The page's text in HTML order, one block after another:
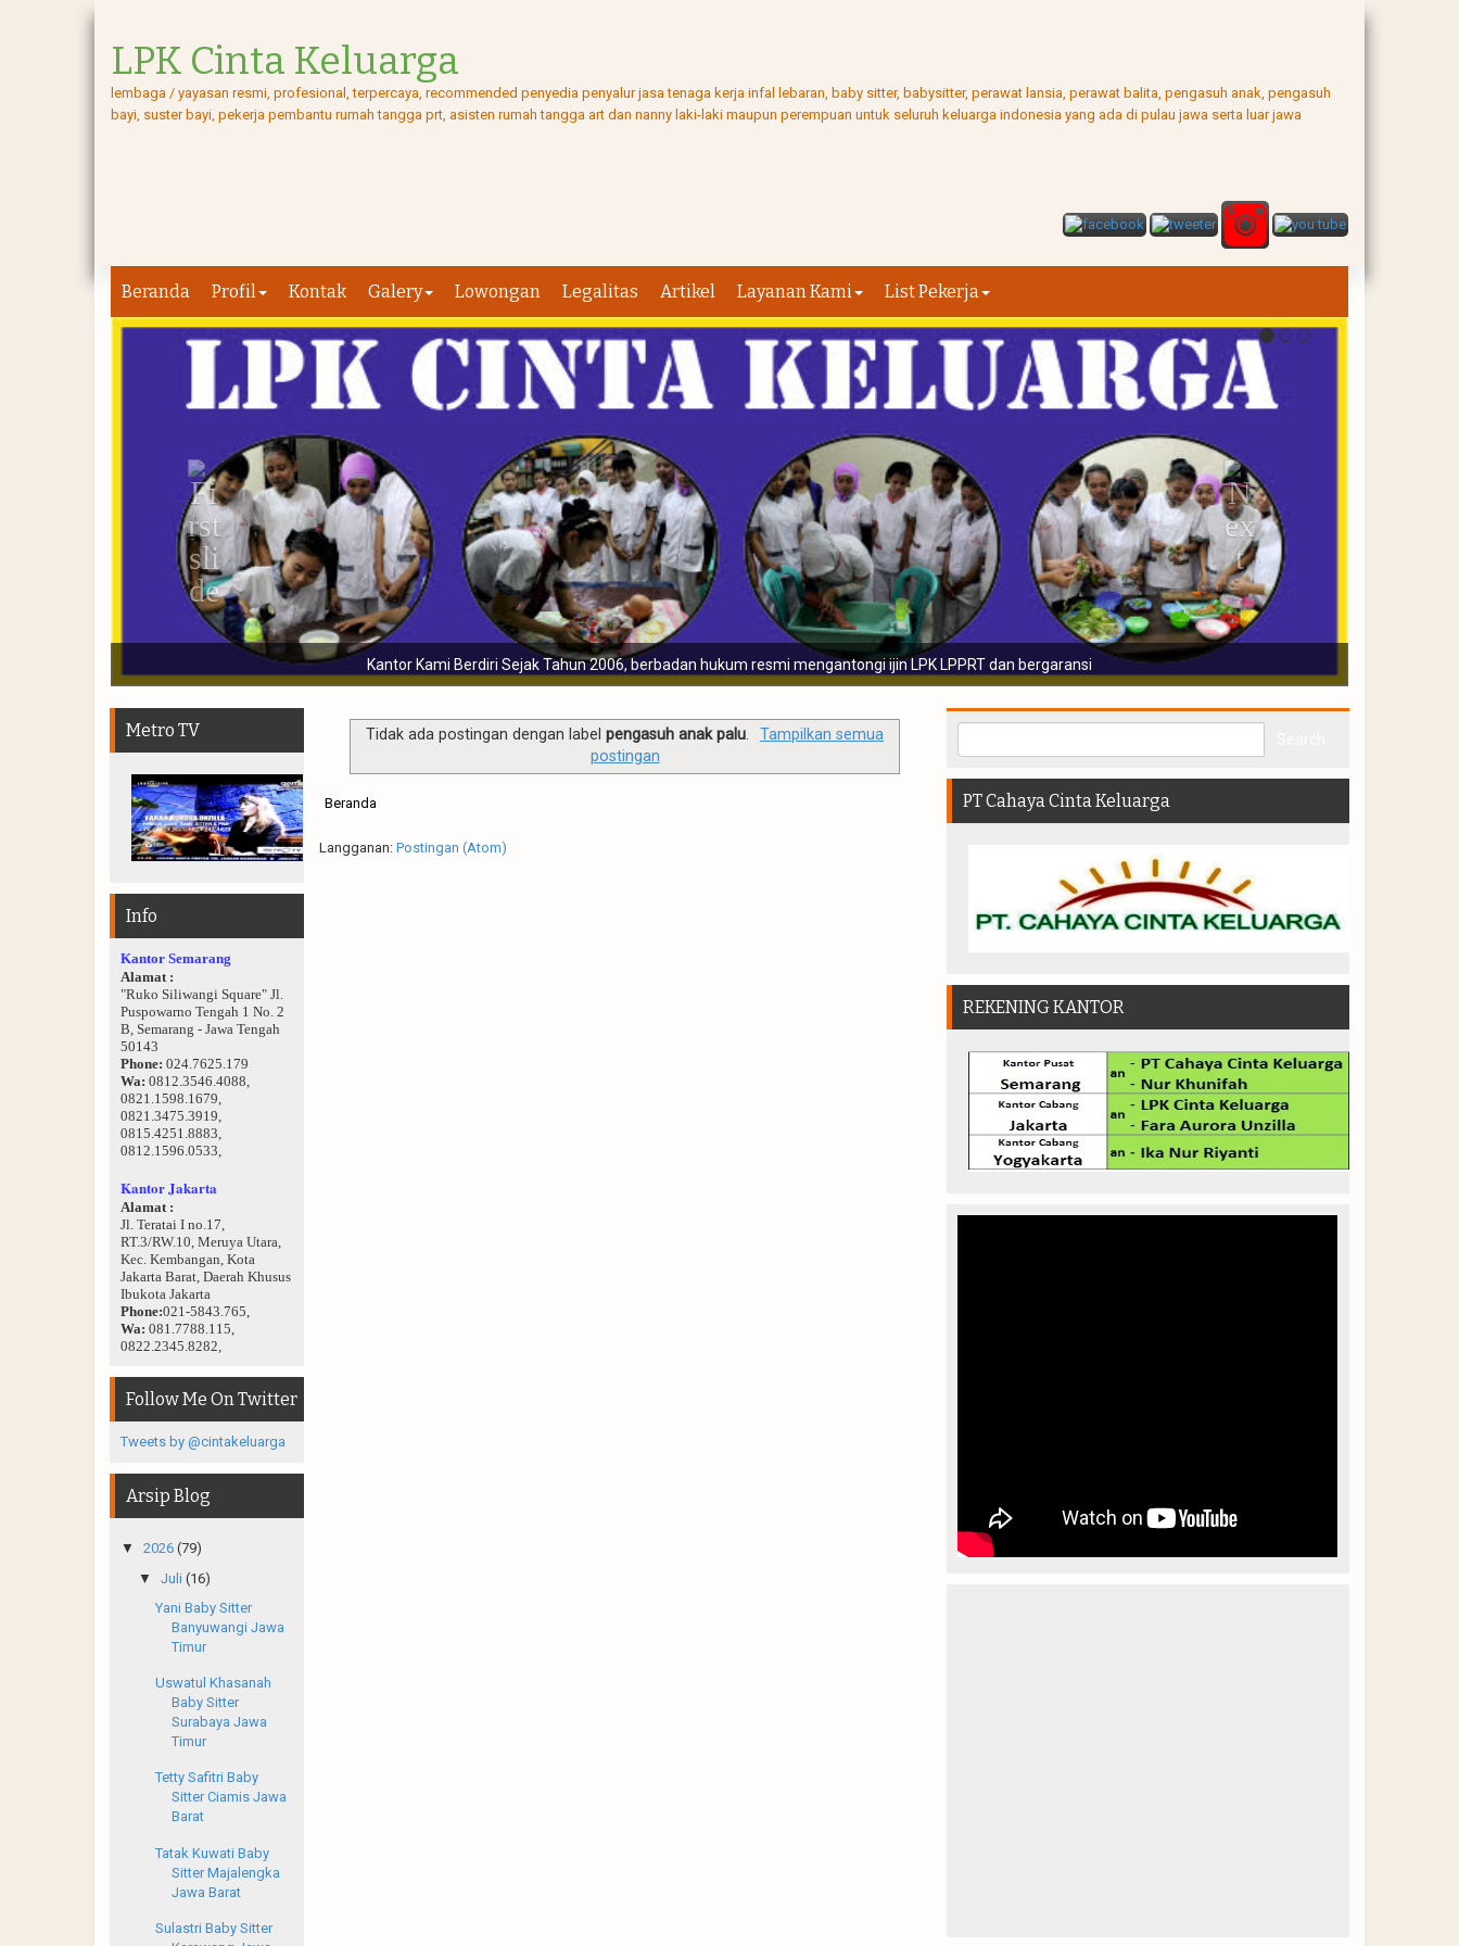
LPK Cinta Keluarga
lembaga / yayasan resmi, profesional, terpercaya, recommended penyedia penyalur jasa tenaga kerja infal lebaran, baby sitter, babysitter, perawat lansia, perawat balita, pengasuh anak, pengasuh
bayi, suster bayi, pekerja pembantu rumah tangga prt, asisten rumah tangga art dan nanny laki-laki maupun perempuan untuk seluruh keluarga indonesia yang ada di pulau jawa serta luar jawa
Beranda Profil Kontak Galery Lowongan Legalitas Artikel Layanan Kami List Pekerja
mengantongi ijin LPK LPPRT dan bergaransi Sebelum disalurkan para calon pekerja diwajibkan menjalani vaksin, medical chek up, pendidikan
Tidak ada postingan dengan labelpengasuh anak palu.
Tampilkan semua
postingan
Beranda
Langganan: Postingan (Atom)
Metro TV
Info
Kantor Semarang
Alamat :
"Ruko Siliwangi Square" Jl.
Puspowarno Tengah 1 No. 2
B, Semarang - Jawa Tengah
50143
Phone: 024.7625.179
Wa: 0812.3546.4088,
0821.1598.1679,
0821.3475.3919,
0815.4251.8883,
0812.1596.0533,
Kantor Jakarta
Alamat :
Jl. Teratai I no.17,
RT.3/RW.10, Meruya Utara,
Kec. Kembangan, Kota
Jakarta Barat, Daerah Khusus
Ibukota Jakarta
Phone:021-5843.765,
Wa: 081.7788.115,
0822.2345.8282,
Follow Me On Twitter
Tweets by @cintakeluarga
Arsip Blog
▼ 2026 (79)
▼ Juli (16)
Yani Baby Sitter
Banyuwangi Jawa
Timur
Uswatul Khasanah
Baby Sitter
Surabaya Jawa
Timur
Tetty Safitri Baby
Sitter Ciamis Jawa
Barat
Tatak Kuwati Baby
Sitter Majalengka
Jawa Barat
Sulastri Baby Sitter
PT Cahaya Cinta Keluarga
REKENING KANTOR